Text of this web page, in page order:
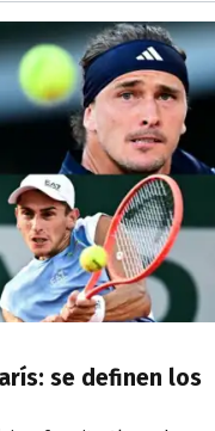
se definen los